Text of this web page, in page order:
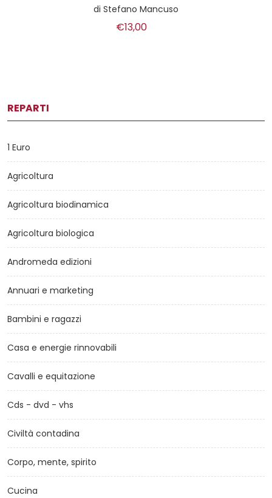
di Stefano Mancuso
€13,00
REPARTI
1 Euro
Agricoltura
Agricoltura biodinamica
Agricoltura biologica
Andromeda edizioni
Annuari e marketing
Bambini e ragazzi
Casa e energie rinnovabili
Cavalli e equitazione
Cds - dvd - vhs
Civiltà contadina
Corpo, mente, spirito
Cucina